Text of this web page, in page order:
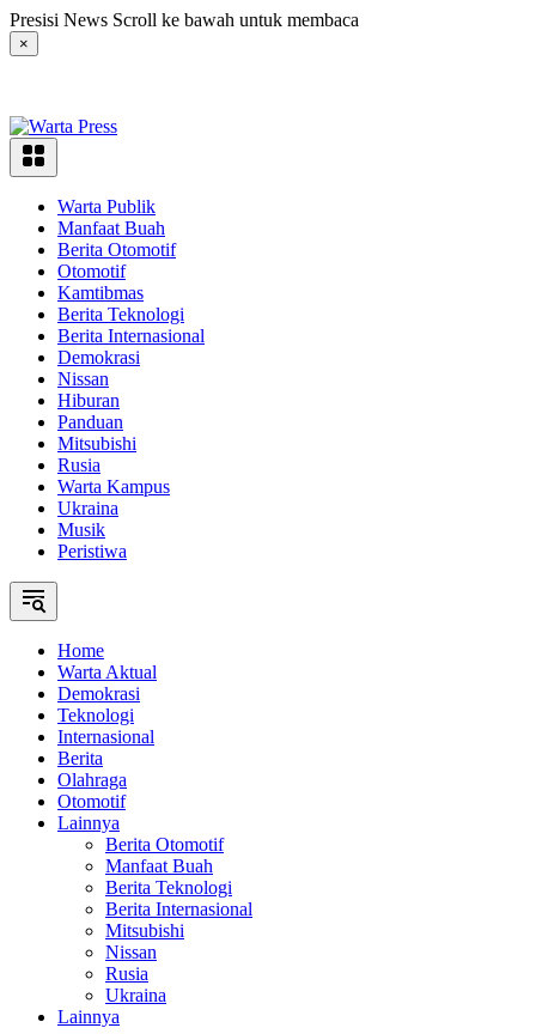
Langsung
ke
konten
Presisi News Scroll ke bawah untuk membaca
×
Warta Publik
Manfaat Buah
Berita Otomotif
Otomotif
Kamtibmas
Berita Teknologi
Berita Internasional
Demokrasi
Nissan
Hiburan
Panduan
Mitsubishi
Rusia
Warta Kampus
Ukraina
Musik
Peristiwa
Home
Warta Aktual
Demokrasi
Teknologi
Internasional
Berita
Olahraga
Otomotif
Lainnya
Berita Otomotif
Manfaat Buah
Berita Teknologi
Berita Internasional
Mitsubishi
Nissan
Rusia
Ukraina
Lainnya